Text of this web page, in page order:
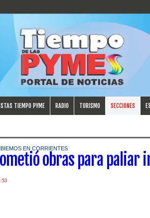
TIEMPO PYME RADIO TURISMO SECCIONES
EN CORRIENTES
obras para paliar